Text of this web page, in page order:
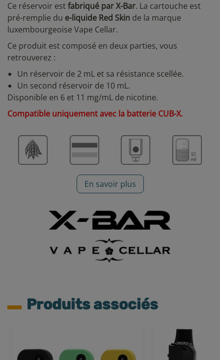
Ce réservoir estfabriqué par X-Bar. La cartouche est
pré-remplie du e-liquide Red Skin de la marque
luxembourgeoise Vape Cellar.
Ce produit est composé en deux parties, vous
retrouverez :
Un réservoir de 2 mL et sa résistance scellée.
Un second réservoir de 10 mL.
Disponible en 6 et 11 mg/mL de nicotine.
Compatible uniquement avec la batterie CUB-X.
En savoir plus
Produits associés